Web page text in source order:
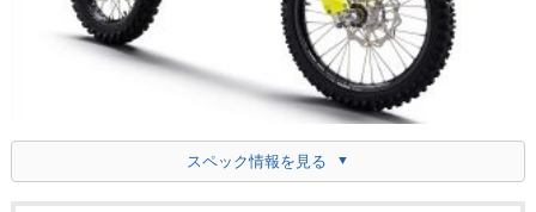
スペック情報を見る